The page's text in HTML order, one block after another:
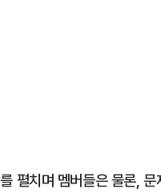
펼치며 멤버들은 물론,